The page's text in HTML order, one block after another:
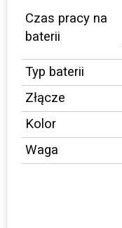
Czas pracy na
baterii
Typ baterii
Złącze
Kolor
Waga